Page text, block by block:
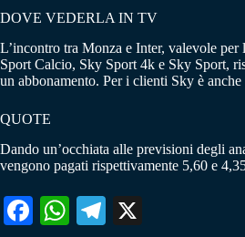
DOVE VEDERLA IN TV
L’incontro tra Monza e Inter, valevole per
Sport Calcio, Sky Sport 4k e Sky Sport,
un abbonamento. Per i clienti Sky è
QUOTE
Dando un’occhiata alle previsioni degli
vengono pagati rispettivamente 5,60 e
Fa W
Te